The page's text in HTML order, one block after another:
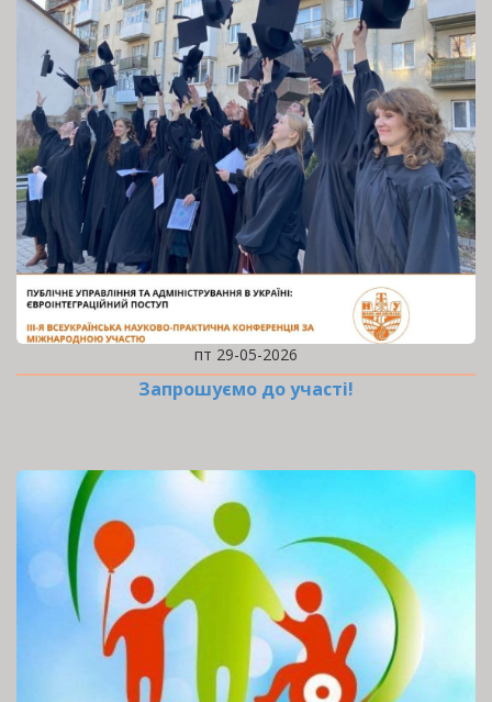
пт 29-05-2026
Запрошуємо до участі!